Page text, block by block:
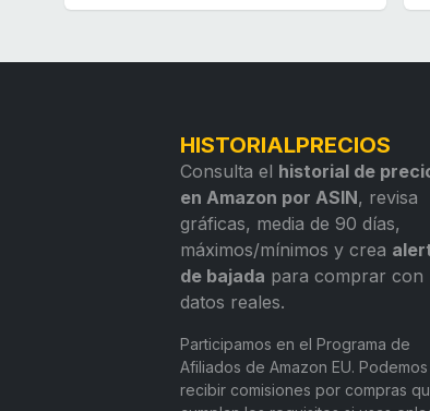
HISTORIALPRECIOS
Consulta el historial de
en Amazon por ASIN, revisa
gráficas, media de 90 días,
máximos/mínimos y crea
de bajada para comprar con
datos reales.
Participamos en el Programa de
Afiliados de Amazon EU. Podemos
recibir comisiones por compras